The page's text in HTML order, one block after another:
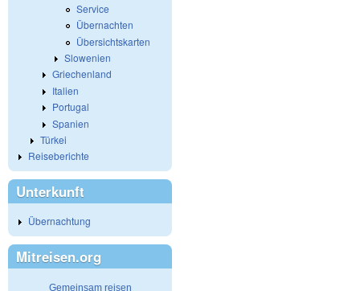
Service
Übernachten
Übersichtskarten
Slowenien
Griechenland
Italien
Portugal
Spanien
Türkei
Reiseberichte
Unterkunft
Übernachtung
Mitreisen.org
Gemeinsam reisen